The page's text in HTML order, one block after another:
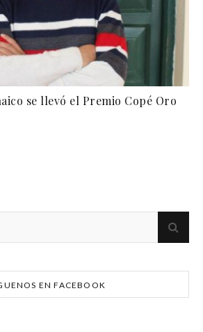
se llevó el Premio Copé Oro
EN FACEBOOK